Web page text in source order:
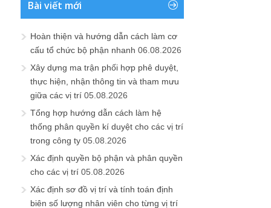
Bài viết mới
Hoàn thiện và hướng dẫn cách làm cơ
cấu tổ chức bộ phận nhanh 06.08.2026
Xây dựng ma trận phối hợp phê duyệt,
thực hiện, nhận thông tin và tham mưu
giữa các vị trí 05.08.2026
Tổng hợp hướng dẫn cách làm hệ
thống phân quyền kí duyệt cho các vị trí
trong công ty 05.08.2026
Xác định quyền bộ phận và phân quyền
cho các vị trí 05.08.2026
Xác định sơ đồ vị trí và tính toán định
biên số lượng nhân viên cho từng vị trí